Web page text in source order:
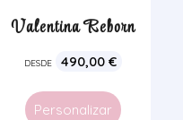
Valentina Reborn
DESDE 490,00€
Personalizar